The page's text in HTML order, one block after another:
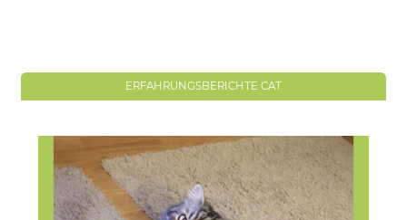
ERFAHRUNGSBERICHTE CAT